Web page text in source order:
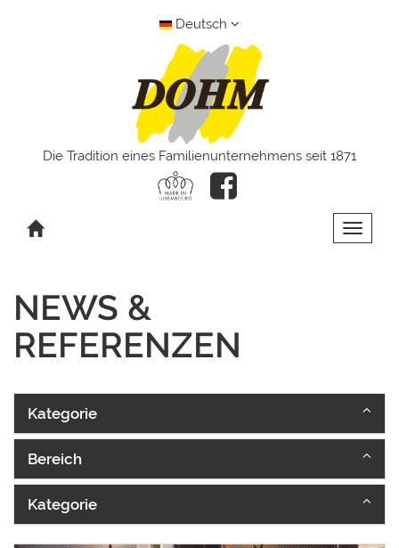
Deutsch
Die Tradition eines Familienunternehmens seit 1871
Toggle
NEWS &
REFERENZEN
Kategorie
Bereich
Kategorie